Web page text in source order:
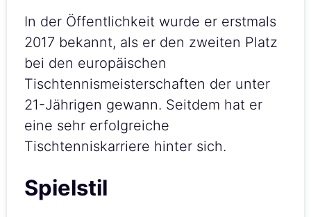
In der Öffentlichkeit wurde er erstmals
2017 bekannt, als er den zweiten Platz
bei den europäischen
Tischtennismeisterschaften der unter
21-Jährigen gewann. Seitdem hat er
eine sehr erfolgreiche
Tischtenniskarriere hinter sich.
Spielstil